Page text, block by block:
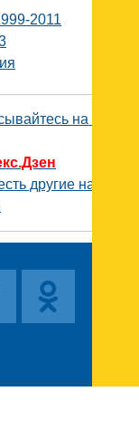
2011
на наш
другие наши